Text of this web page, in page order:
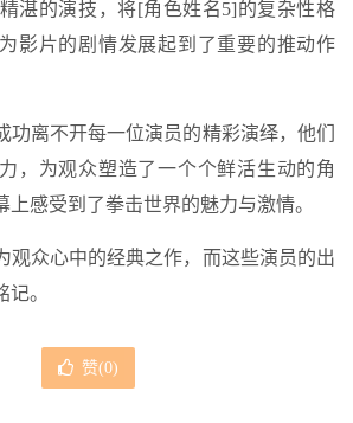
湛的演技，将[角色姓名5]的复杂性格
影片的剧情发展起到了重要的推动作
功离不开每一位演员的精彩演绎，他们
，为观众塑造了一个个鲜活生动的角
上感受到了拳击世界的魅力与激情。
观众心中的经典之作，而这些演员的出
。
赞(0)